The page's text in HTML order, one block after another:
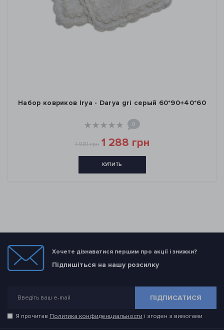
Набор ковриков Irya - Darya gri серый 60*90+40*60
0
1 981 грн 1 288 грн
КУПИТЬ
Хочете дізнаватися першим про акції і знижки?
Підпишіться на нашу розсилку
ПІДПИСАТИСЯ
Я прочитав Политика конфиденциальности і згоден з вимогами